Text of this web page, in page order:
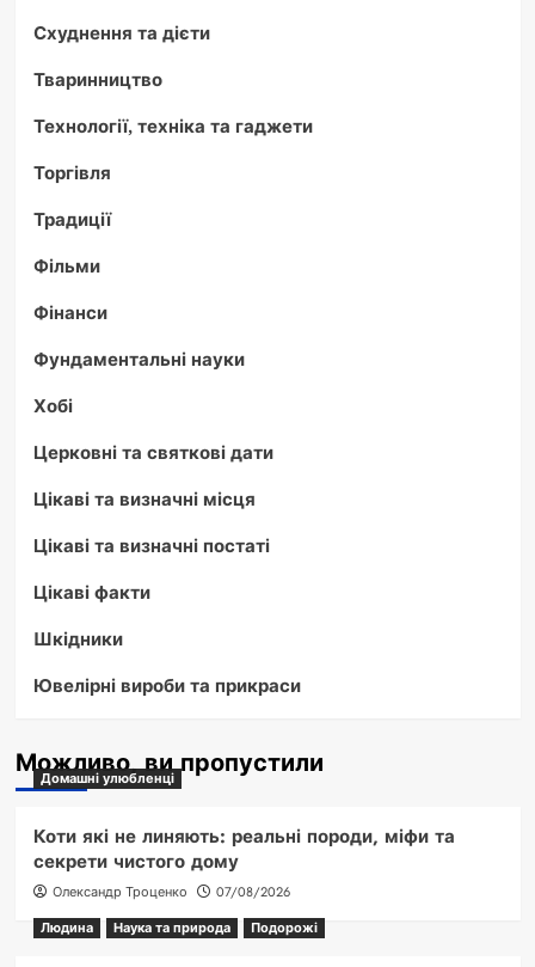
Схуднення та дієти
Тваринництво
Технології, техніка та гаджети
Торгівля
Традиції
Фільми
Фінанси
Фундаментальні науки
Хобі
Церковні та святкові дати
Цікаві та визначні місця
Цікаві та визначні постаті
Цікаві факти
Шкідники
Ювелірні вироби та прикраси
Можливо, ви пропустили
Домашні улюбленці
Коти які не линяють: реальні породи, міфи та
секрети чистого дому
Олександр Троценко
07/08/2026
Людина
Наука та природа Подорожі